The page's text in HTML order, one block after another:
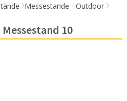
Messestande - Outdoor
10